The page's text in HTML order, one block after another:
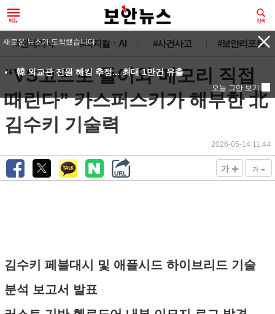
#전체기사 #피지컬ㆍAI #사건사고 #보안리포트
“VS코드로 들어와 메모리 직접
때린다” 카스퍼스키가 해부한 北
김수키 기술력
2026-05-14 11:44
가 + 가 -
김수키 페블대시 및 애플시드 하이브리드 기술
분석 보고서 발표
새로운 뉴스가 도착했습니다.
韓 외교관 전원 해킹 추정... 최대 1만건 유출
오늘 그만 보기